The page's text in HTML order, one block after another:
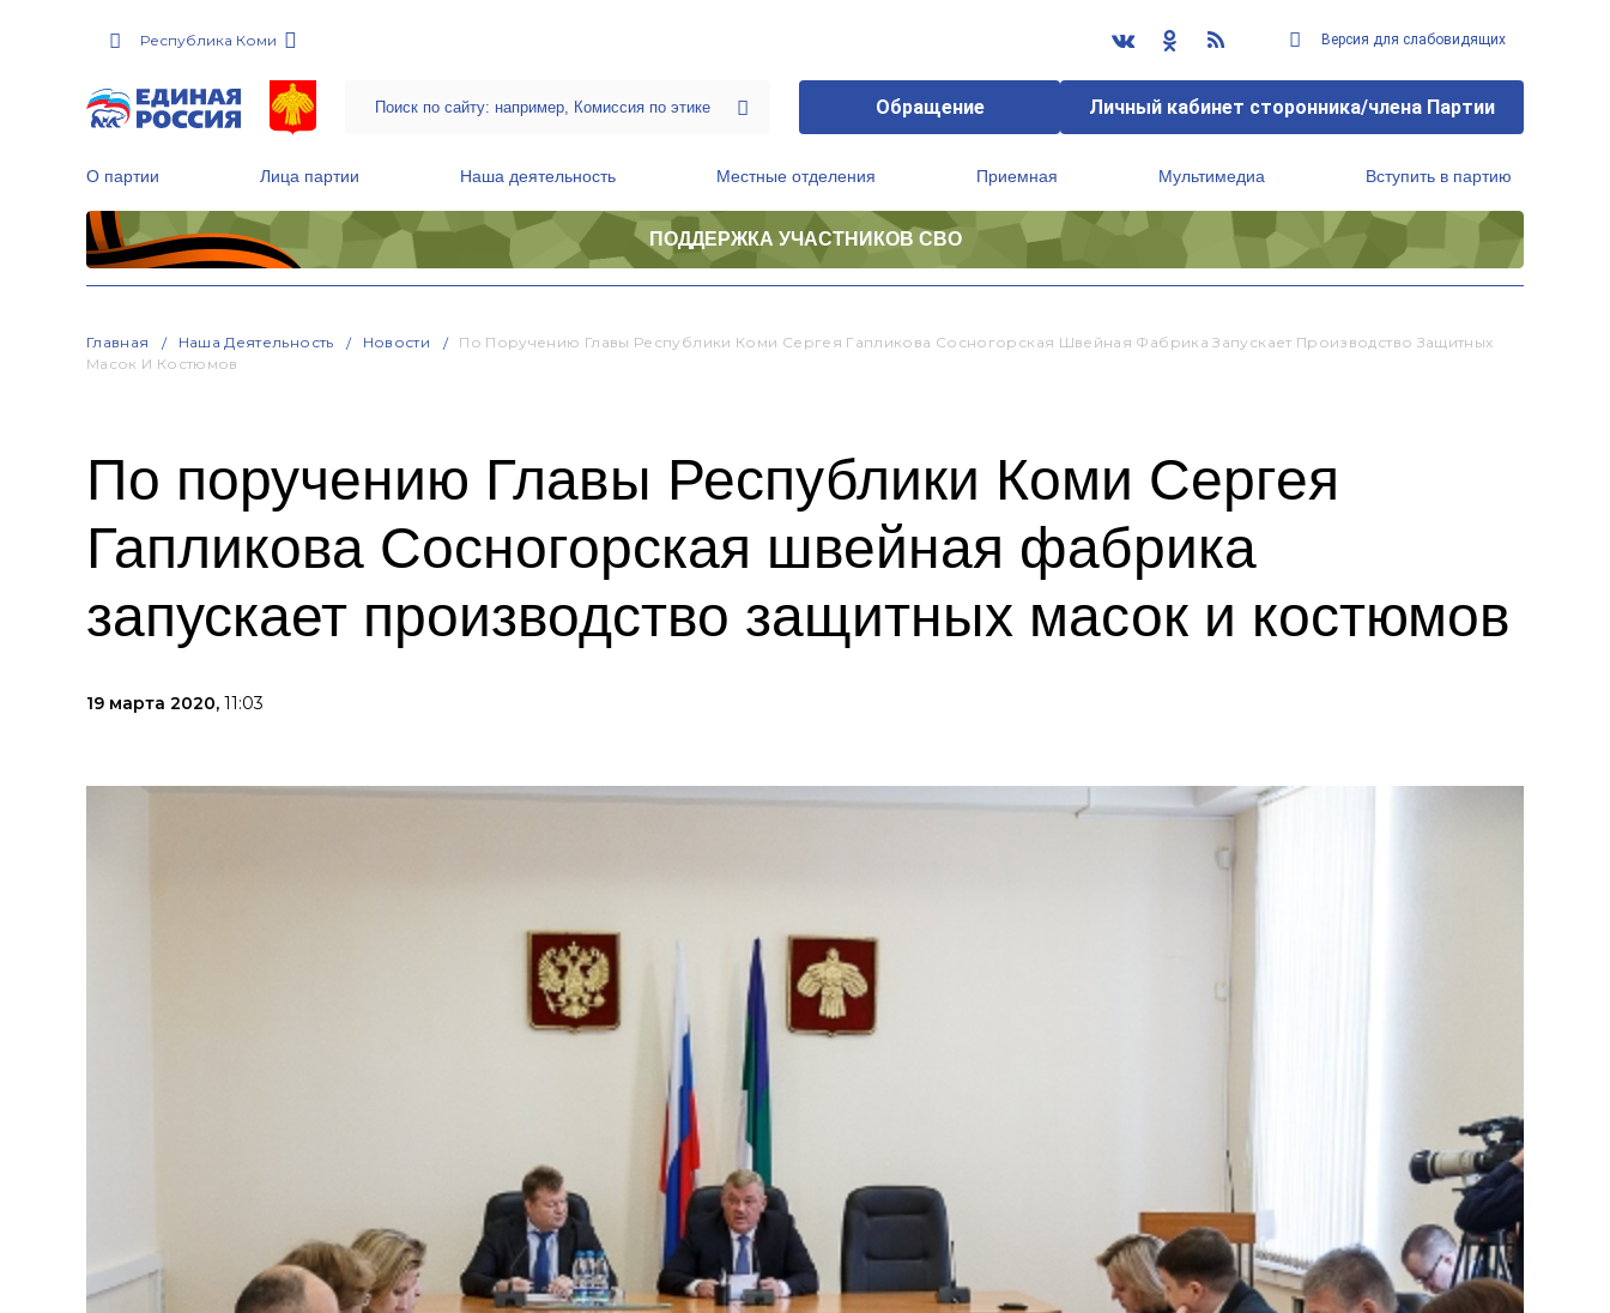
Республика Коми Версия для слабовидящих
Обращение Личный кабинет сторонника/члена Партии
О партии Лица партии Наша деятельность Местные отделения Приемная Мультимедиа Вступить в партию
ПОДДЕРЖКА УЧАСТНИКОВ СВО
Главная Наша Деятельность Новости
По Поручению Главы Республики Коми Сергея Гапликова Сосногорская Швейная Фабрика Запускает Производство Защитных
Масок И Костюмов
По поручению Главы Республики Коми Сергея
Гапликова Сосногорская швейная фабрика
запускает производство защитных масок и костюмов
19 марта 2020, 11:03